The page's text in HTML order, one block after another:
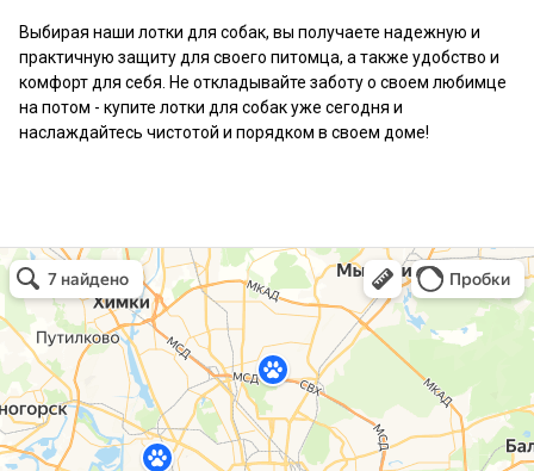
Выбирая наши лотки для собак, вы получаете надежную и
практичную защиту для своего питомца, а также удобство и
комфорт для себя. Не откладывайте заботу о своем любимце
на потом - купите лотки для собак уже сегодня и
наслаждайтесь чистотой и порядком в своем доме!